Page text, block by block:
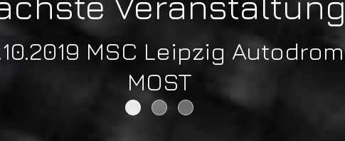
MSC Leipzig Autodrom
MOST